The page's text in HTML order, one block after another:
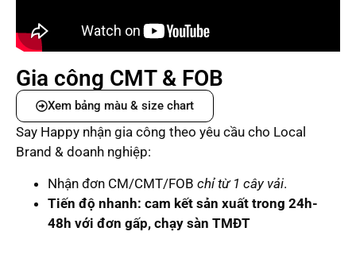
Gia công CMT & FOB
Xem bảng màu & size chart
Say Happy nhận gia công theo yêu cầu cho Local
Brand & doanh nghiệp:
Nhận đơn CM/CMT/FOB chỉ từ 1 cây vải.
Tiến độ nhanh: cam kết sản xuất trong 24h-
48h với đơn gấp, chạy sàn TMĐT